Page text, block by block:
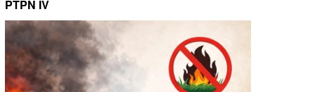
PTPN IV